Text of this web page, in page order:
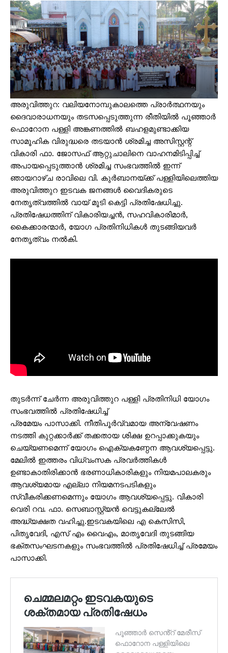
അരുവിത്തുറ: വലിയനോമ്പുകാലത്തെ പ്രാർത്ഥനയും
ദൈവാരാധനയും തടസപ്പെടുത്തുന്ന രീതിയിൽ പൂഞ്ഞാർ
ഫൊറോന പള്ളി അങ്കണത്തിൽ ബഹളമുണ്ടാക്കിയ
സാമൂഹിക വിരുദ്ധരെ തടയാൻ ശ്രമിച്ച അസിസ്റ്റന്റ്
വികാരി ഫാ. ജോസഫ് ആറ്റുചാലിനെ വാഹനമിടിപ്പിച്ച്
അപായപ്പെടുത്താൻ ശ്രമിച്ച സംഭവത്തിൽ ഇന്ന്
ഞായറാഴ്ച രാവിലെ വി. കുർബാനയ്ക്ക് പള്ളിയിലെത്തിയ
അരുവിത്തുറ ഇടവക ജനങ്ങൾ വൈദികരുടെ
നേതൃത്വത്തിൽ വായ് മൂടി കെട്ടി പ്രതിഷേധിച്ചു.
പ്രതിഷേധത്തിന് വികാരിയച്ചൻ, സഹവികാരിമാർ,
കൈക്കാരന്മാർ, യോഗ പ്രതിനിധികൾ തുടങ്ങിയവർ
നേതൃത്വം നൽകി.
തുടർന്ന് ചേർന്ന അരുവിത്തുറ പള്ളി പ്രതിനിധി യോഗം
സംഭവത്തിൽ പ്രതിഷേധിച്ച്
പ്രമേയം പാസാക്കി. നീതിപൂർവ്വമായ അന്വേഷണം
നടത്തി കുറ്റക്കാർക്ക് തക്കതായ ശിക്ഷ ഉറപ്പാക്കുകയും
ചെയ്യണമെന്ന് യോഗം ഐക്യകണ്ഠേന ആവശ്യപ്പെട്ടു.
മേലിൽ ഇത്തരം വിധ്വംസക പ്രവർത്തികൾ
ഉണ്ടാകാതിരിക്കാൻ ഭരണാധികാരികളും നിയമപാലകരും
ആവശ്യമായ എല്ലാ നിയമനടപടികളും
സ്വീകരിക്കണമെന്നും യോഗം ആവശ്യപ്പെട്ടു. വികാരി
വെരി റവ. ഫാ. സെബാസ്റ്റ്യൻ വെട്ടുകല്ലേൽ
അദ്ധ്യക്ഷത വഹിച്ചു.ഇടവകയിലെ എ കെസിസി,
പിതൃവേദി, എസ് എം വൈഎം, മാതൃവേദി തുടങ്ങിയ
ഭക്തസംഘടനകളും സംഭവത്തിൽ പ്രതിഷേധിച്ച് പ്രമേയം
പാസാക്കി.